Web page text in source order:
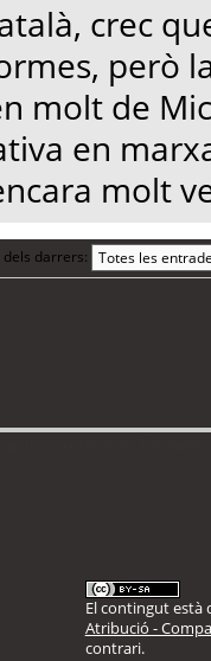
crec
però
molt de
en
molt
darrers:
El contingut està
Atribució -
contrari.